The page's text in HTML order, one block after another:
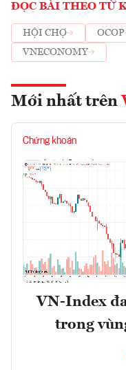
ĐỌC BÀI THEO TỪ
HỘI CHỢ OCOP
VNECONOMY
Mới nhất trên
Chứng khoán
VN-Index
trong